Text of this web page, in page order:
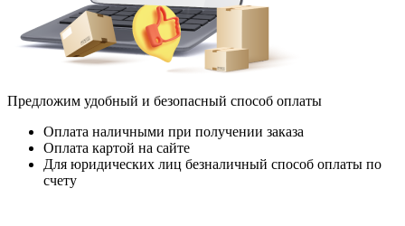
Предложим удобный и безопасный способ оплаты
Оплата наличными при получении заказа
Оплата картой на сайте
Для юридических лиц безналичный способ оплаты по
счету